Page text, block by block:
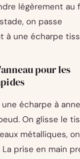
légèrement au
on passe
à une écharpe
pour les
une écharpe à
On glisse le
métalliques,
prise en main